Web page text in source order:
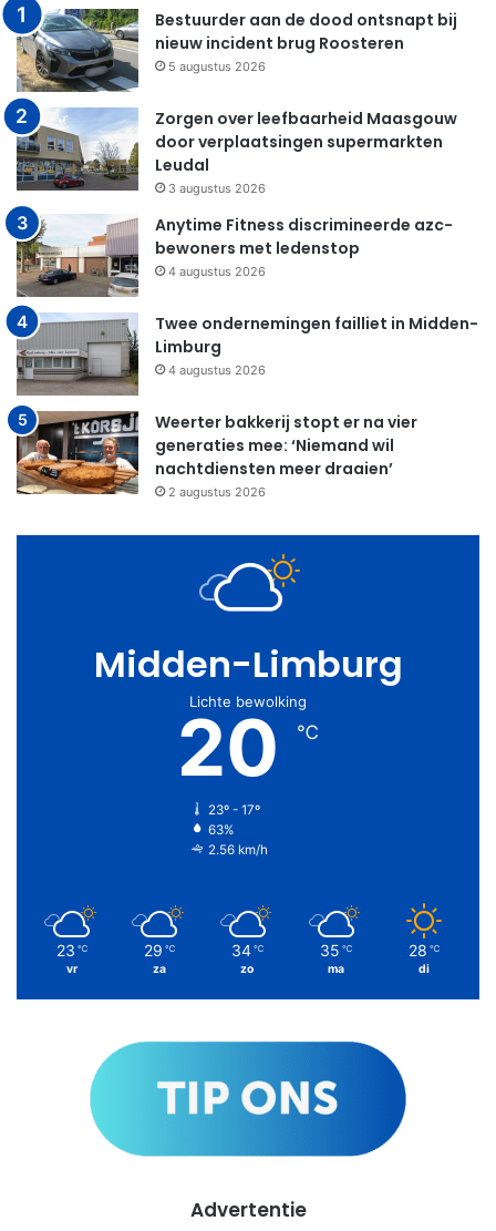
Bestuurder aan de dood ontsnapt bij
nieuw incident brug Roosteren
5 augustus 2026
Zorgen over leefbaarheid Maasgouw
door verplaatsingen supermarkten
Leudal
3 augustus 2026
Anytime Fitness discrimineerde azc-
bewoners met ledenstop
4 augustus 2026
Twee ondernemingen failliet in Midden-
Limburg
4 augustus 2026
Weerter bakkerij stopt er na vier
generaties mee: ‘Niemand wil
nachtdiensten meer draaien’
2 augustus 2026
Midden-Limburg
Lichte bewolking
20 ℃
23º - 17º
63%
2.56 km/h
23 ℃
vr
29 ℃
za
34 ℃
zo
35 ℃
ma
28 ℃
di
Advertentie